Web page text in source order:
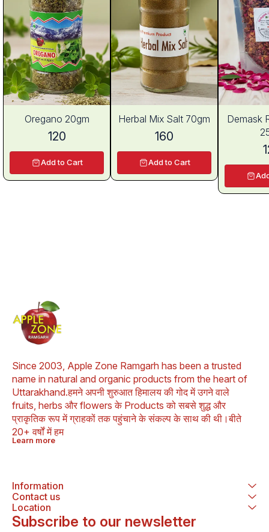
Oregano 20gm
120
Add to Cart
Herbal Mix Salt 70gm
160
Add to Cart
Demask
Since 2003, Apple Zone Ramgarh has been a trusted
name in natural and organic products from the heart of
Uttarakhand.हमने अपनी शुरुआत हिमालय की गोद में उगने वाले
fruits, herbs और flowers के Products को सबसे शुद्ध और
प्राकृतिक रूप में ग्राहकों तक पहुंचाने के संकल्प के साथ की थी।बीते
20+ वर्षों में हम
Learn more
Information
Contact us
Location
Subscribe to our newsletter